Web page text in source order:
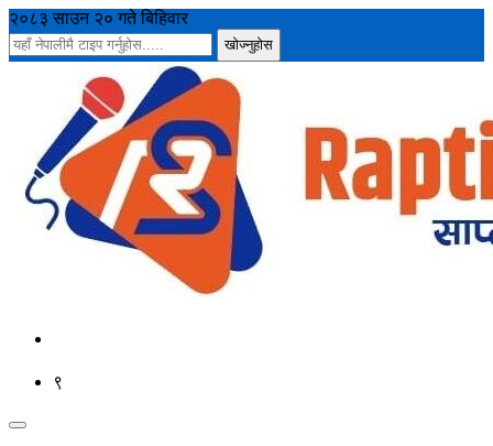
२०८३ साउन २० गते बिहिवार
९